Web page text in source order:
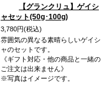
【グランクリュ】ゲイシ
ャセット(50g･100g)
3,780円(税込)
雰囲気の異なる素晴らしいゲイシ
ャのセットです。
《ギフト対応・他の商品と一緒の
ご注文は出来ません》
※写真はイメージです。